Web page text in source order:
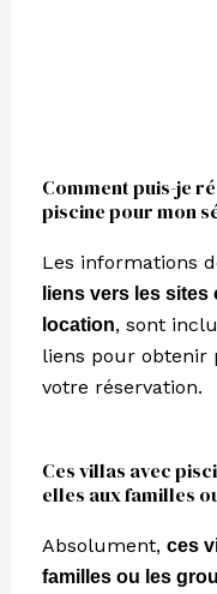
Comment puis-je
piscine pour mon
Les informations
liens vers les
location, sont
liens pour obtenir
votre réservation.
Ces villas avec
elles aux familles
Absolument, ces
familles ou les